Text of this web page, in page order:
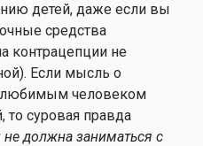
детей, даже если вы
средства
контрацепции не
Если мысль о
человеком
суровая правда
не должна заниматься с